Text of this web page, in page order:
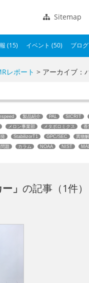
Sitemap
(15) イベント (50) ブロ
レポート > アーカイブ：
製品紹介 PAL SICRIT
メロン事業部 メタボロミクス 香
StabilizorT1 GPC/SEC 異物
題 カラム NOAA NIST
」 の記事（1件）